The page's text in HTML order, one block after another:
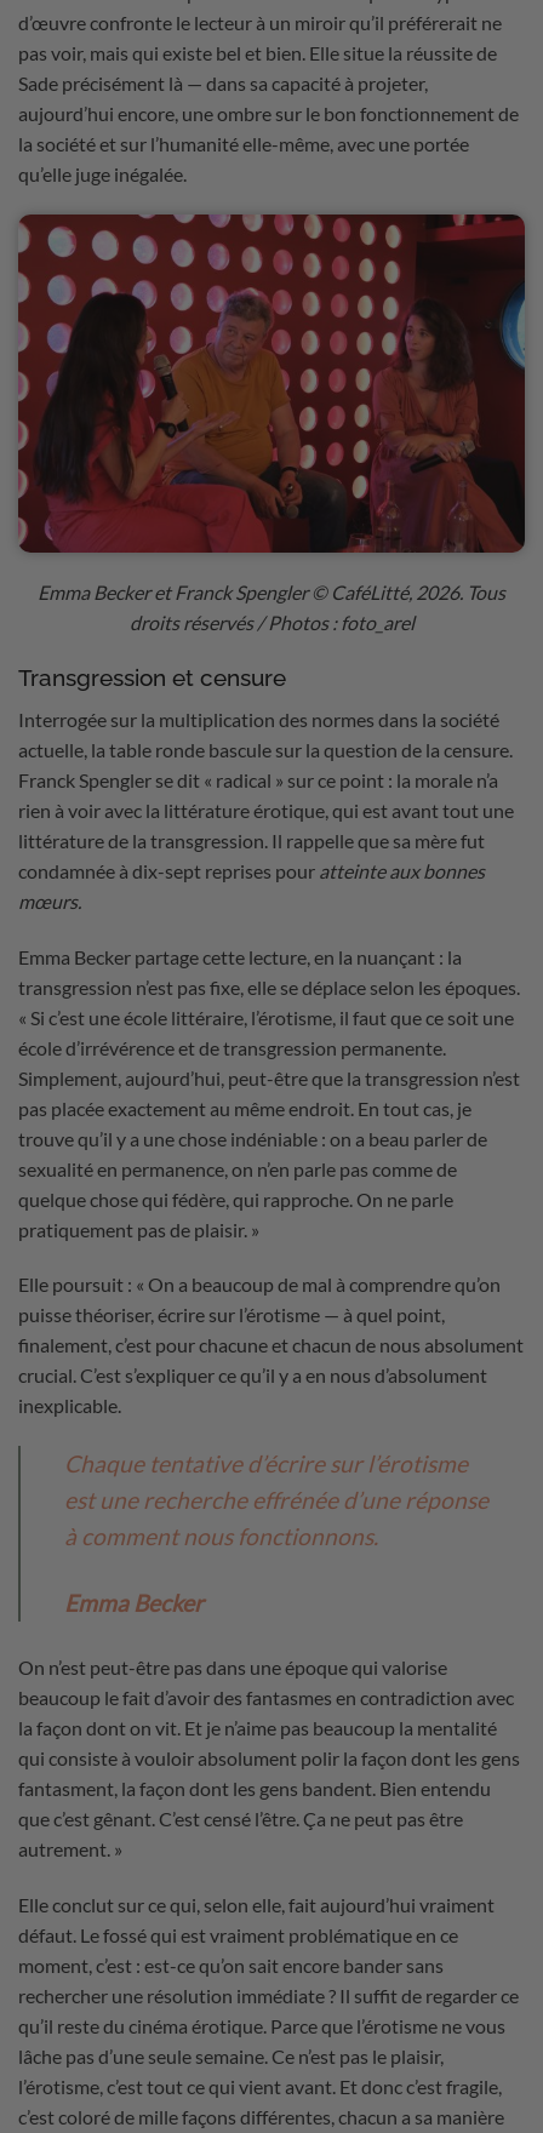
d’œuvre confronte le lecteur à un miroir qu’il préférerait ne
pas voir, mais qui existe bel et bien. Elle situe la réussite de
Sade précisément là — dans sa capacité à projeter,
aujourd’hui encore, une ombre sur le bon fonctionnement de
la société et sur l’humanité elle-même, avec une portée
qu’elle juge inégalée.
Emma Becker et Franck Spengler © CaféLitté, 2026. Tous
droits réservés / Photos : foto_arel
Transgression et censure
Interrogée sur la multiplication des normes dans la société
actuelle, la table ronde bascule sur la question de la censure.
Franck Spengler se dit « radical » sur ce point : la morale n’a
rien à voir avec la littérature érotique, qui est avant tout une
littérature de la transgression. Il rappelle que sa mère fut
condamnée à dix-sept reprises pour atteinte aux bonnes
mœurs.
Emma Becker partage cette lecture, en la nuançant : la
transgression n’est pas fixe, elle se déplace selon les époques.
« Si c’est une école littéraire, l’érotisme, il faut que ce soit une
école d’irrévérence et de transgression permanente.
Simplement, aujourd’hui, peut-être que la transgression n’est
pas placée exactement au même endroit. En tout cas, je
trouve qu’il y a une chose indéniable : on a beau parler de
sexualité en permanence, on n’en parle pas comme de
quelque chose qui fédère, qui rapproche. On ne parle
pratiquement pas de plaisir. »
Elle poursuit : « On a beaucoup de mal à comprendre qu’on
puisse théoriser, écrire sur l’érotisme — à quel point,
finalement, c’est pour chacune et chacun de nous absolument
crucial. C’est s’expliquer ce qu’il y a en nous d’absolument
inexplicable.
Chaque tentative d’écrire sur l’érotisme
est une recherche effrénée d’une réponse
à comment nous fonctionnons.
Emma Becker
On n’est peut-être pas dans une époque qui valorise
beaucoup le fait d’avoir des fantasmes en contradiction avec
la façon dont on vit. Et je n’aime pas beaucoup la mentalité
qui consiste à vouloir absolument polir la façon dont les gens
fantasment, la façon dont les gens bandent. Bien entendu
que c’est gênant. C’est censé l’être. Ça ne peut pas être
autrement. »
Elle conclut sur ce qui, selon elle, fait aujourd’hui vraiment
défaut. Le fossé qui est vraiment problématique en ce
moment, c’est : est-ce qu’on sait encore bander sans
rechercher une résolution immédiate ? Il suffit de regarder ce
qu’il reste du cinéma érotique. Parce que l’érotisme ne vous
lâche pas d’une seule semaine. Ce n’est pas le plaisir,
l’érotisme, c’est tout ce qui vient avant. Et donc c’est fragile,
c’est coloré de mille façons différentes, chacun a sa manière